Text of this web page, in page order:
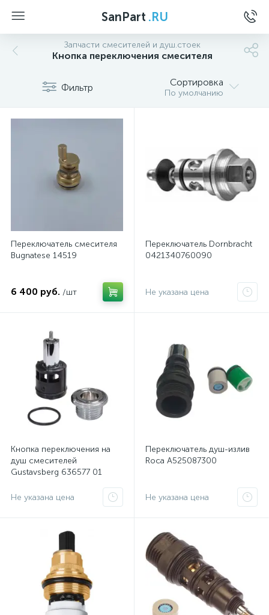
SanPart .RU
Запчасти смесителей и душ.стоек
Кнопка переключения смесителя
Фильтр Сортировка
По умолчанию
Переключатель смесителя
Bugnatese 14519
6 400 руб. /шт
Переключатель Dornbracht
0421340760090
Не указана цена
Кнопка переключения на
душ смесителей
Gustavsberg 636577 01
Не указана цена
Переключатель душ-излив
Roca A525087300
Не указана цена